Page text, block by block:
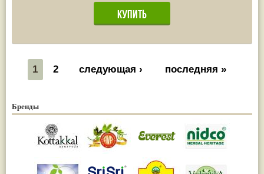
1 2 следующая › последняя »
Бренды